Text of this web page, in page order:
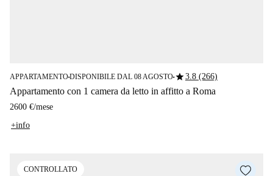
APPARTAMENTO■DISPONIBILE DAL 08 AGOSTO■star3.8 (266)
Appartamento con 1 camera da letto in affitto a Roma
2600 €/mese
+info
CONTROLLATO